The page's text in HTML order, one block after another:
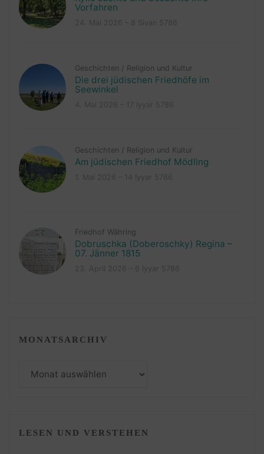
Vorfahren
Geschichten / Religion und Kultur
Die drei jüdischen Friedhöfe im
Seewinkel
Geschichten / Religion und Kultur
Am jüdischen Friedhof Mödling
Friedhof Währing
Dobruschka (Doberoschky) Regina –
07. Jänner 1815
MONATSARCHIV
Monatsarchiv
LESEN UND VERSTEHEN